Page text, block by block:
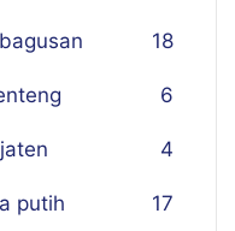
18
6
4
putih 17